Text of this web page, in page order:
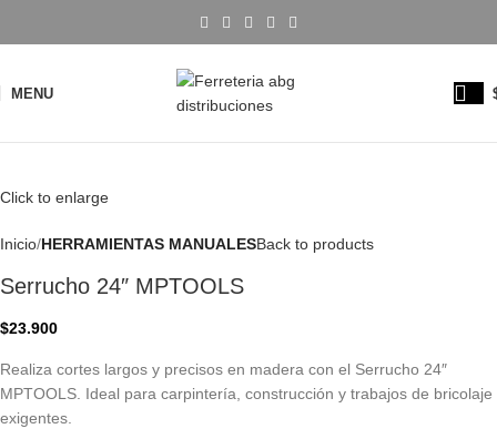
MENU
Click to enlarge
Inicio HERRAMIENTAS MANUALESBack to products
Serrucho 24″ MPTOOLS
$23.900
Realiza cortes largos y precisos en madera con el Serrucho 24″
MPTOOLS. Ideal para carpintería, construcción y trabajos de bricolaje
exigentes.